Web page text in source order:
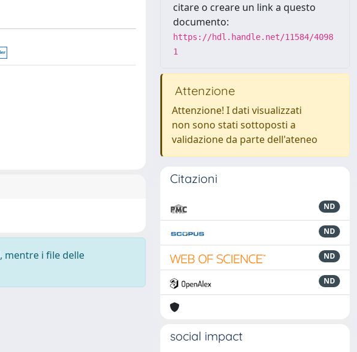
, mentre i file delle
citare o creare un link a questo
documento:
https://hdl.handle.net/11584/4098
1
Attenzione
Attenzione! I dati visualizzati
non sono stati sottoposti a
validazione da parte dell'ateneo
Citazioni
ND
ND
ND
ND
social impact